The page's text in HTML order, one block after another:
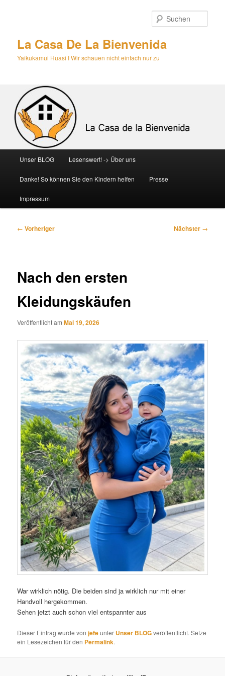
La Casa De La Bienvenida
Yaikukamui Huasi I Wir schauen nicht einfach nur zu
Unser BLOG Lesenswert! -> Über uns
Danke! So können Sie den Kindern helfen Presse
Impressum
Beitragsnavigation
← Vorheriger Nächster →
Nach den ersten
Kleidungskäufen
Veröffentlicht amMai 19, 2026
War wirklich nötig. Die beiden sind ja wirklich nur mit einer
Handvoll hergekommen.
Sehen jetzt auch schon viel entspannter aus
Dieser Eintrag wurde vonjefeunter Unser BLOGveröffentlicht. Setze
ein Lesezeichen für den Permalink.